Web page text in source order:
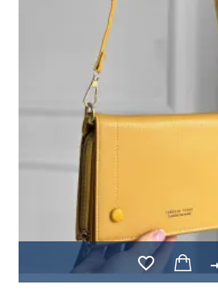
favorite_border